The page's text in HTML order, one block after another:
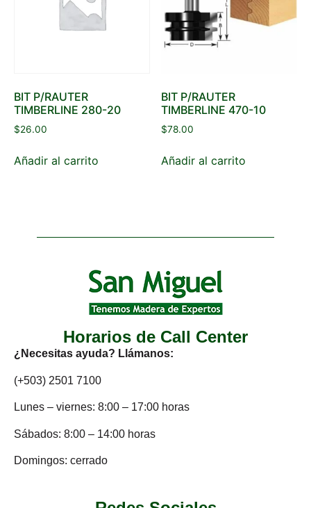
BIT P/RAUTER
TIMBERLINE 280-20
$26.00
Añadir al carrito
BIT P/RAUTER
TIMBERLINE 470-10
$78.00
Añadir al carrito
Horarios de Call Center
¿Necesitas ayuda? Llámanos:
(+503) 2501 7100
Lunes – viernes: 8:00 – 17:00 horas
Sábados: 8:00 – 14:00 horas
Domingos: cerrado